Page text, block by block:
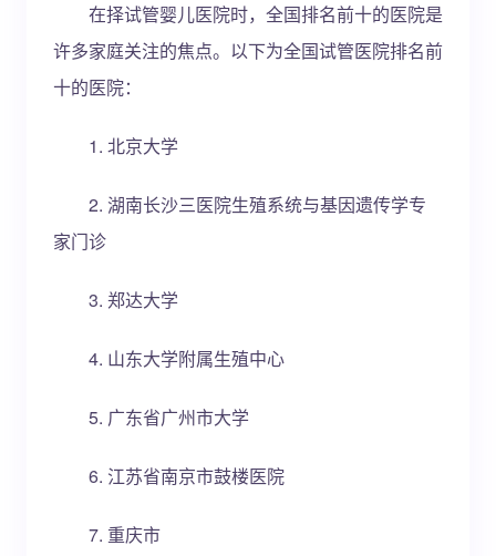
在择试管婴儿医院时，全国排名前十的医院是
许多家庭关注的焦点。以下为全国试管医院排名前
十的医院：
1. 北京大学
2. 湖南长沙三医院生殖系统与基因遗传学专
家门诊
3. 郑达大学
4. 山东大学附属生殖中心
5. 广东省广州市大学
6. 江苏省南京市鼓楼医院
7. 重庆市